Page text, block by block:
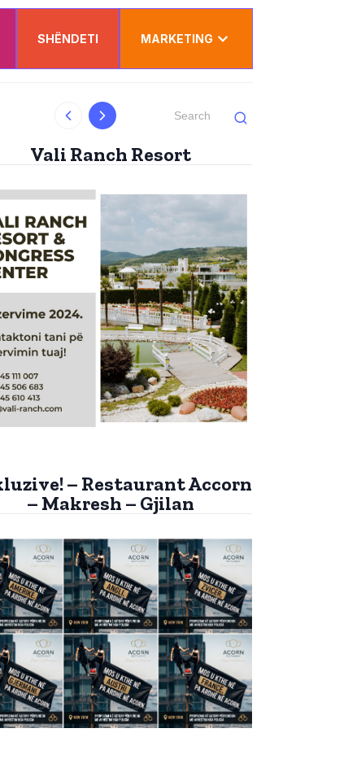
SHËNDETI MARKETING
Kurti uron Dua Lipën për “Sunny Hill”:
Vali Ranch Resort
– Restaurant Accorn
– Makresh – Gjilan